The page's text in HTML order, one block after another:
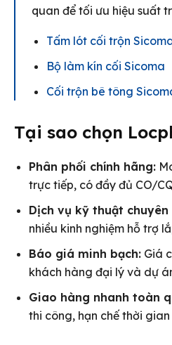
quan để tối ưu hiệu suất
Tấm lót cối trộn
Bộ làm kín cối Sicoma
Cối trộn bê tông
Tại sao chọn
Phân phối chính hãng:
trực tiếp, có đầy đủ CO/
Dịch vụ kỹ thuật chuyên
nhiều kinh nghiệm hỗ trợ
Báo giá minh bạch: Giá
khách hàng đại lý và dự
Giao hàng nhanh toàn
thi công, hạn chế thời